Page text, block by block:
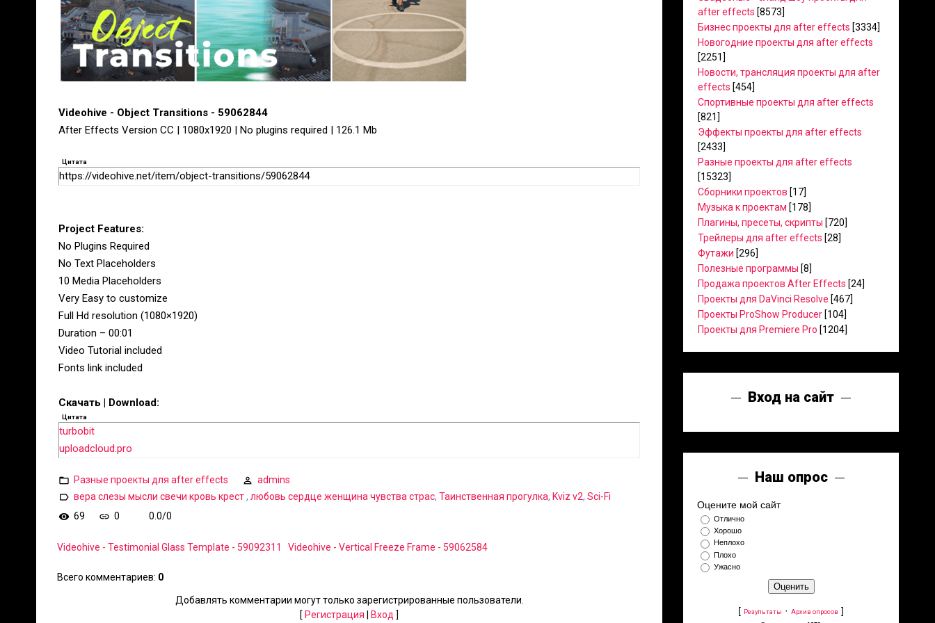
Videohive - Object Transitions - 59062844
After Effects Version CC | 1080x1920 | No plugins required | 126.1 Mb
Цитата
https://videohive.net/item/object-transitions/59062844
Project Features:
No Plugins Required
No Text Placeholders
10 Media Placeholders
Very Easy to customize
Full Hd resolution (1080×1920)
Duration – 00:01
Video Tutorial included
Fonts link included
Скачать | Download:
Цитата
turbobit
uploadcloud.pro
Разные проекты для after effects
admins
вера слезы мысли свечи кровь крест, любовь сердце женщина чувства страс, Таинственная прогулка, Kviz v2, Sci-Fi
69
0 0.0/0
Videohive - Testimonial Glass Template - 59092311 Videohive - Vertical Freeze Frame - 59062584
Всего комментариев: 0
Добавлять комментарии могут только зарегистрированные пользователи.
[ Регистрация Вход ]
after effects [8573]
Бизнес проекты для after effects [3334]
Новогодние проекты для after effects
[2251]
Новости, трансляция проекты для after
effects [454]
Спортивные проекты для after effects
[821]
Эффекты проекты для after effects
[2433]
Разные проекты для after effects
[15323]
Сборники проектов [17]
Музыка к проектам [178]
Плагины, пресеты, скрипты [720]
Трейлеры для after effects [28]
Футажи [296]
Полезные программы [8]
Продажа проектов After Effects [24]
Проекты для DaVinci Resolve [467]
Проекты ProShow Producer [104]
Проекты для Premiere Pro [1204]
Вход на сайт
Наш опрос
Оцените мой сайт
Отлично
Хорошо
Неплохо
Плохо
Ужасно
[ Результаты · Архив опросов ]